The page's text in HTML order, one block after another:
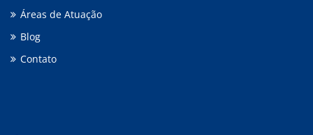
Áreas de Atuação
Blog
Contato